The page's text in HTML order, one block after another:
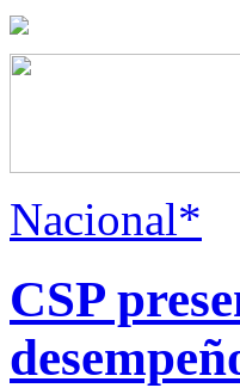
Nacional*
CSP